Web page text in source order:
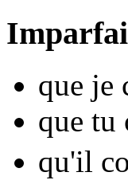
que je
que tu
qu'il